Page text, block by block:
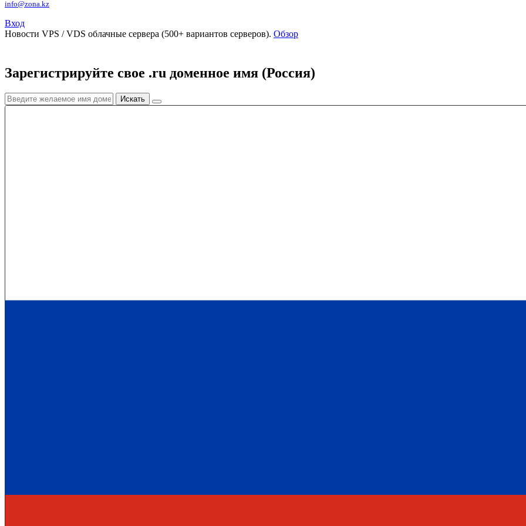
info@zona.kz
Вход
Новости VPS / VDS облачные сервера (500+ вариантов серверов). Обзор
Зарегистрируйте свое .ru доменное имя (Россия)